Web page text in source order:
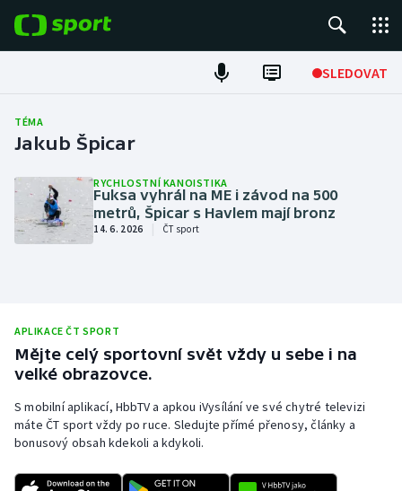
SLEDOVAT
Fotbal
Tenis
Atletika
DALŠÍ SPORTY
Americký fotbal
Baseball a softbal
NEPŘEHLÉDNĚTE
Soutěže
TÉMA
Jakub Špicar
RYCHLOSTNÍ KANOISTIKA
Fuksa vyhrál na ME i závod na 500
metrů, Špicar s Havlem mají bronz
14. 6. 2026 ČT sport
APLIKACE ČT SPORT
Mějte celý sportovní svět vždy u sebe i na
velké obrazovce.
S mobilní aplikací, HbbTV a apkou iVysílání ve své chytré televizi
máte ČT sport vždy po ruce. Sledujte přímé přenosy, články a
bonusový obsah kdekoli a kdykoli.